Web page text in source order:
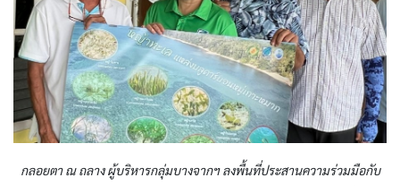
กลอยตา ณ ถลาง ผู้บริหารกลุ่มบางจากฯ ลงพื้นที่ประสานความร่วมมือกับ